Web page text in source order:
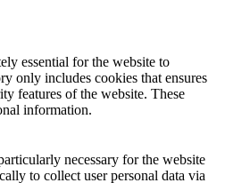
essential for the website to
only includes cookies that ensures
features of the website. These
information.
necessary for the website
to collect user personal data via